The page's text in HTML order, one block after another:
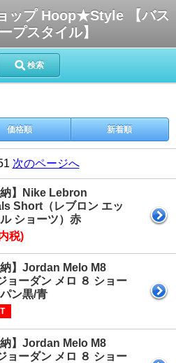
ップ Hoop★Style 【バス
プスタイル】
検索
価格順 新着順
次のページへ
納】Nike Lebron
Short（レブロン エッ
ショーツ）赤
税)
納】Jordan Melo M8
ョーダン メロ ８ ショー
ン黒/青
納】Jordan Melo M8
ョーダン メロ ８ ショー